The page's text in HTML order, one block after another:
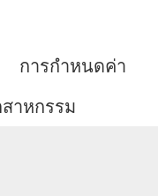
การกำหนดค่า
าหกรรม